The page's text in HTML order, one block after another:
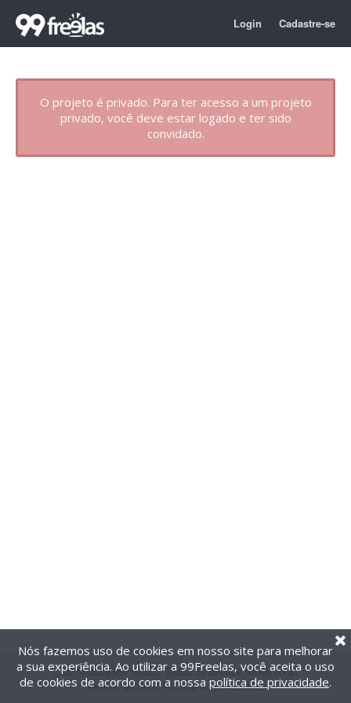
Login Cadastre-se
O projeto é privado. Para ter acesso a um projeto
privado, você deve estar logado e ter sido
convidado.
@2014-2026 99Freelas. Todos os direitos reservados.
Termos de uso| Política de privacidade
Nós fazemos uso de cookies em nosso site para melhorar
a sua experiência. Ao utilizar a 99Freelas, você aceita o uso
de cookies de acordo com a nossa política de privacidade.